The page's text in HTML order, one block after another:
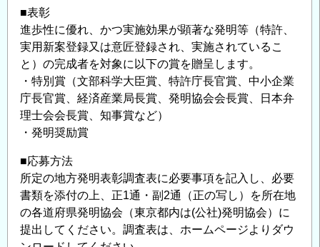
ダ
賞）
の
公
募
の
ご
案
の
■表彰
進歩性に優れ、かつ実施効果が顕著な発明等（特許、
実用新案登録又は意匠登録され、実施されているこ
と）の完成者を対象に以下の賞を贈呈します。
・特別賞（文部科学大臣賞、特許庁長官賞、中小企業
庁長官賞、経済産業局長賞、発明協会会長賞、日本弁
理士会会長賞、知事賞など）
・発明奨励賞
■応募方法
所定の地方発明表彰調査表に必要事項を記入し、必要
書類を添付の上、正1通・副2通（正の写し）を所在地
の各道府県発明協会（東京都内は(公社)発明協会）に
提出してください。調査表は、ホームページよりダウ